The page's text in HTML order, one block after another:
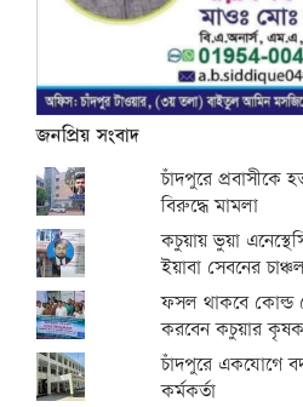
জনপ্রিয় সংবাদ
চাঁদপুরে
বিরুদ্ধে মামলা
কচুয়ায় ভুয়া
ইয়াবা সেবনের
ফসল থাকবে কোল্ড
করবেন কচুয়ার কৃষক
চাঁদপুরে একযোগে
কর্মকর্তা